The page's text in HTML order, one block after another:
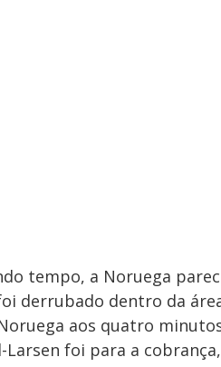
tempo, a Noruega
derrubado dentro da
aos quatro
foi para a